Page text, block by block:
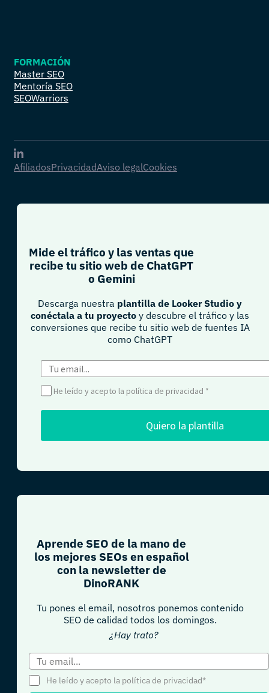
FORMACIÓN
Master SEO
Mentoría SEO
SEOWarriors
AfiliadosPrivacidadAviso legalCookies
Mide el tráfico y las ventas que
recibe tu sitio web de ChatGPT
o Gemini​
Descarga nuestra plantilla de Looker Studio y
conéctala a tu proyecto y descubre el tráfico y las
conversiones que recibe tu sitio web de fuentes IA
como ChatGPT​
He leído y acepto la política de privacidad *
Quiero la plantilla
Aprende SEO de la mano de
los mejores SEOs en español
con la newsletter de
DinoRANK
Tu pones el email, nosotros ponemos contenido
SEO de calidad todos los domingos.
¿Hay trato?
He leído y acepto la política de privacidad*